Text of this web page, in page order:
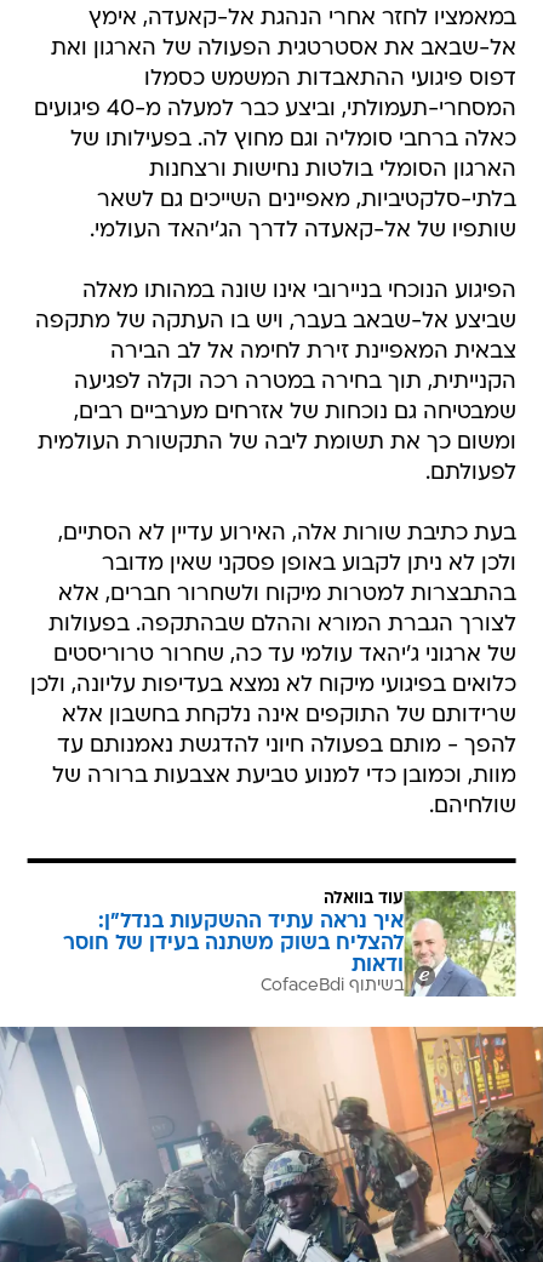
במאמציו לחזר אחרי הנהגת אל-קאעדה, אימץ
אל-שבאב את אסטרטגית הפעולה של הארגון ואת
דפוס פיגועי ההתאבדות המשמש כסמלו
המסחרי-תעמולתי, וביצע כבר למעלה מ-40 פיגועים
כאלה ברחבי סומליה וגם מחוץ לה. בפעילותו של
הארגון הסומלי בולטות נחישות ורצחנות
בלתי-סלקטיביות, מאפיינים השייכים גם לשאר
שותפיו של אל-קאעדה לדרך הג'יהאד העולמי.
הפיגוע הנוכחי בניירובי אינו שונה במהותו מאלה
שביצע אל-שבאב בעבר, ויש בו העתקה של מתקפה
צבאית המאפיינת זירת לחימה אל לב הבירה
הקנייתית, תוך בחירה במטרה רכה וקלה לפגיעה
שמבטיחה גם נוכחות של אזרחים מערביים רבים,
ומשום כך את תשומת ליבה של התקשורת העולמית
לפעולתם.
בעת כתיבת שורות אלה, האירוע עדיין לא הסתיים,
ולכן לא ניתן לקבוע באופן פסקני שאין מדובר
בהתבצרות למטרות מיקוח ולשחרור חברים, אלא
לצורך הגברת המורא וההלם שבהתקפה. בפעולות
של ארגוני ג'יהאד עולמי עד כה, שחרור טרוריסטים
כלואים בפיגועי מיקוח לא נמצא בעדיפות עליונה, ולכן
שרידותם של התוקפים אינה נלקחת בחשבון אלא
להפך - מותם בפעולה חיוני להדגשת נאמנותם עד
מוות, וכמובן כדי למנוע טביעת אצבעות ברורה של
שולחיהם.
עוד בוואלה
איך נראה עתיד ההשקעות בנדל"ן:
להצליח בשוק משתנה בעידן של חוסר
ודאות
בשיתוף CofaceBdi